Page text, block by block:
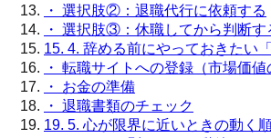
・ 選択肢②：退職代行に依頼する
・ 選択肢③：休職してから判断す
15. 4. 辞める前にやっておきたい
・ 転職サイトへの登録（市場価値
・ お金の準備
・ 退職書類のチェック
19. 5. 心が限界に近いときの動く